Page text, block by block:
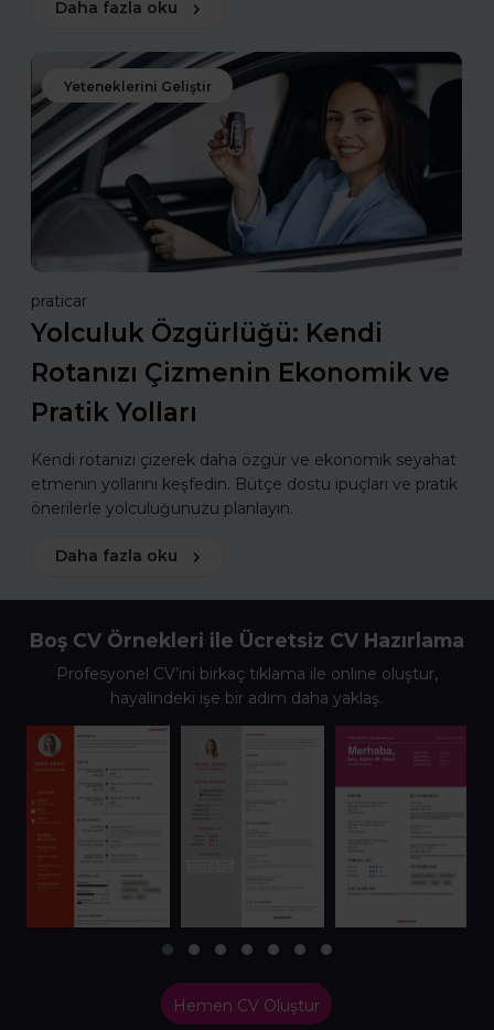
Daha fazla oku
Yeteneklerini Geliştir
praticar
Yolculuk Özgürlüğü: Kendi
Rotanızı Çizmenin Ekonomik ve
Pratik Yolları
Kendi rotanızı çizerek daha özgür ve ekonomik seyahat
etmenin yollarını keşfedin. Bütçe dostu ipuçları ve pratik
önerilerle yolculuğunuzu planlayın.
Daha fazla oku
Boş CV Örnekleri ile Ücretsiz CV Hazırlama
Profesyonel CV’ini birkaç tıklama ile online oluştur,
hayalindeki işe bir adım daha yaklaş.
Hemen CV Oluştur